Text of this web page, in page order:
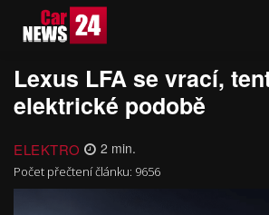
Lexus LFA se vrací,
elektrické podobě
ELEKTRO 2 min.
Počet přečtení článku: 9656